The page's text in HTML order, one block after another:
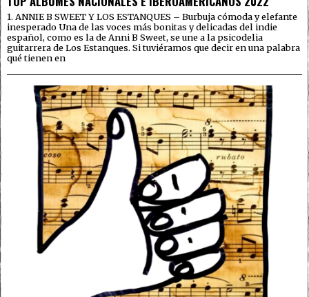
1. ANNIE B SWEET Y LOS ESTANQUES – Burbuja cómoda y elefante
inesperado Una de las voces más bonitas y delicadas del indie
español, como es la de Anni B Sweet, se une a la psicodelia
guitarrera de Los Estanques. Si tuviéramos que decir en una palabra
qué tienen en